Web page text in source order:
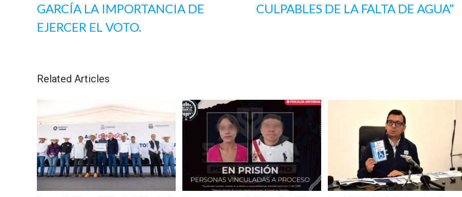
GARCÍA LA IMPORTANCIA DE
EJERCER EL VOTO.
CULPABLES DE LA FALTA DE AGUA”
Related Articles